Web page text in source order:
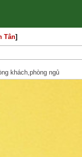
Tân]
khách,phòng ngủ